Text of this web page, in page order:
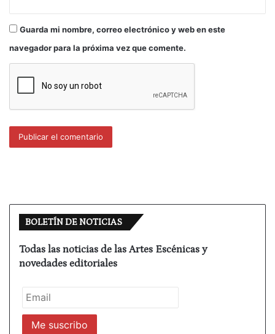
Guarda mi nombre, correo electrónico y web en este
navegador para la próxima vez que comente.
BOLETÍN DE NOTICIAS
Todas las noticias de las Artes Escénicas y
novedades editoriales